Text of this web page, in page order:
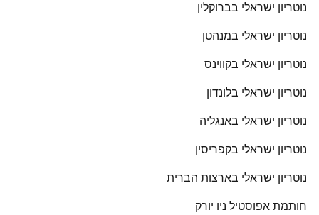
נוטריון ישראלי בברוקלין
נוטריון ישראלי במנהטן
נוטריון ישראלי בקווינס
נוטריון ישראלי בלונדון
נוטריון ישראלי באנגליה
נוטריון ישראלי בקפריסין
נוטריון ישראלי בארצות הברית
חותמת אפוסטיל ניו יורק